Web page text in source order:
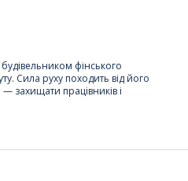
фінського
Сила руху походить від його
захищати працівників і